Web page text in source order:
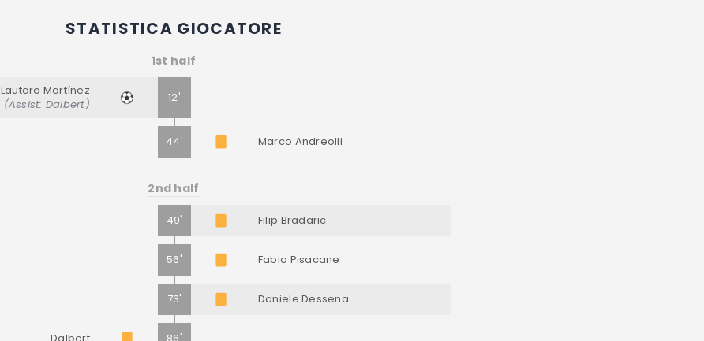
STATISTICA GIOCATORE
1st half
Lautaro Martínez
(Assist: Dalbert)
12'
44' Marco Andreolli
2nd half
49' Filip Bradaric
56' Fabio Pisacane
73' Daniele Dessena